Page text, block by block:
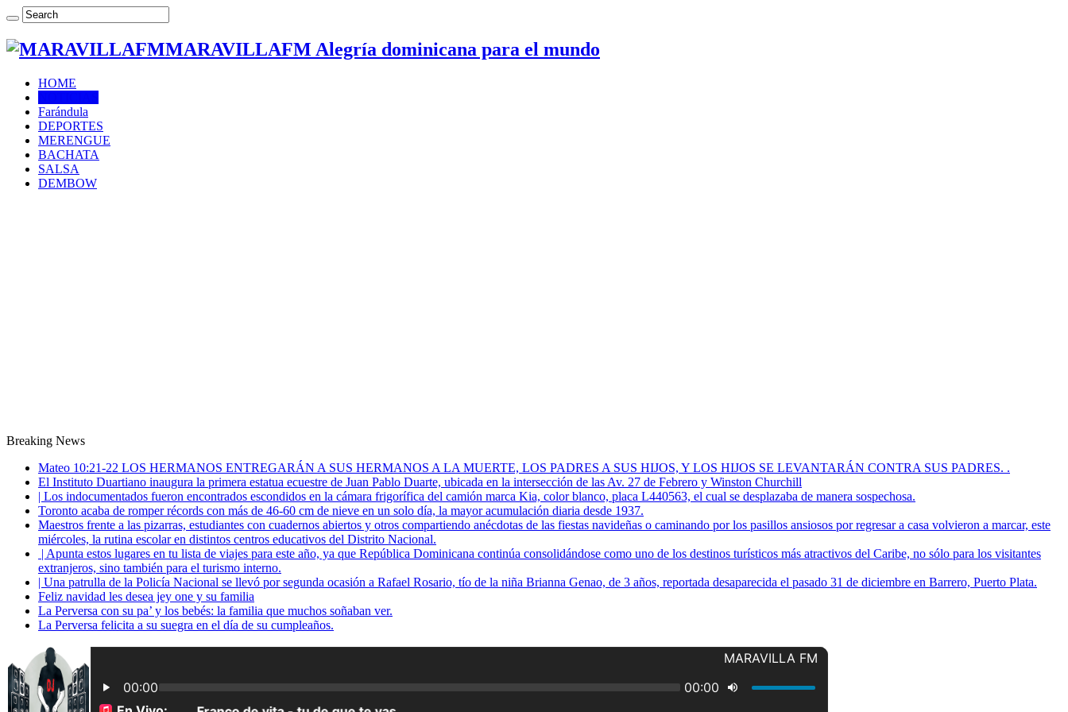
MARAVILLAFM Alegría dominicana para el mundo
HOME
Farándula
DEPORTES
MERENGUE
BACHATA
SALSA
DEMBOW
Breaking News
Mateo 10:21-22 LOS HERMANOS ENTREGARÁN A SUS HERMANOS A LA MUERTE, LOS PADRES A SUS HIJOS, Y LOS HIJOS SE LEVANTARÁN CONTRA SUS PADRES. .
El Instituto Duartiano inaugura la primera estatua ecuestre de Juan Pablo Duarte, ubicada en la intersección de las Av. 27 de Febrero y Winston Churchill
| Los indocumentados fueron encontrados escondidos en la cámara frigorífica del camión marca Kia, color blanco, placa L440563, el cual se desplazaba de manera sospechosa.
Toronto acaba de romper récords con más de 46-60 cm de nieve en un solo día, la mayor acumulación diaria desde 1937.
Maestros frente a las pizarras, estudiantes con cuadernos abiertos y otros compartiendo anécdotas de las fiestas navideñas o caminando por los pasillos ansiosos por regresar a casa volvieron a marcar, este
miércoles, la rutina escolar en distintos centros educativos del Distrito Nacional.
| Apunta estos lugares en tu lista de viajes para este año, ya que República Dominicana continúa consolidándose como uno de los destinos turísticos más atractivos del Caribe, no sólo para los visitantes
extranjeros, sino también para el turismo interno.
| Una patrulla de la Policía Nacional se llevó por segunda ocasión a Rafael Rosario, tío de la niña Brianna Genao, de 3 años, reportada desaparecida el pasado 31 de diciembre en Barrero, Puerto Plata.
Feliz navidad les desea jey one y su familia
La Perversa con su pa’ y los bebés: la familia que muchos soñaban ver.
La Perversa felicita a su suegra en el día de su cumpleaños.